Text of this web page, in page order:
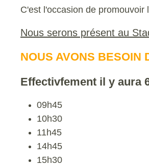
C'est l'occasion de
Nous serons présent au
NOUS AVONS BESOIN
Effectivfement il y aura
09h45
10h30
11h45
14h45
15h30